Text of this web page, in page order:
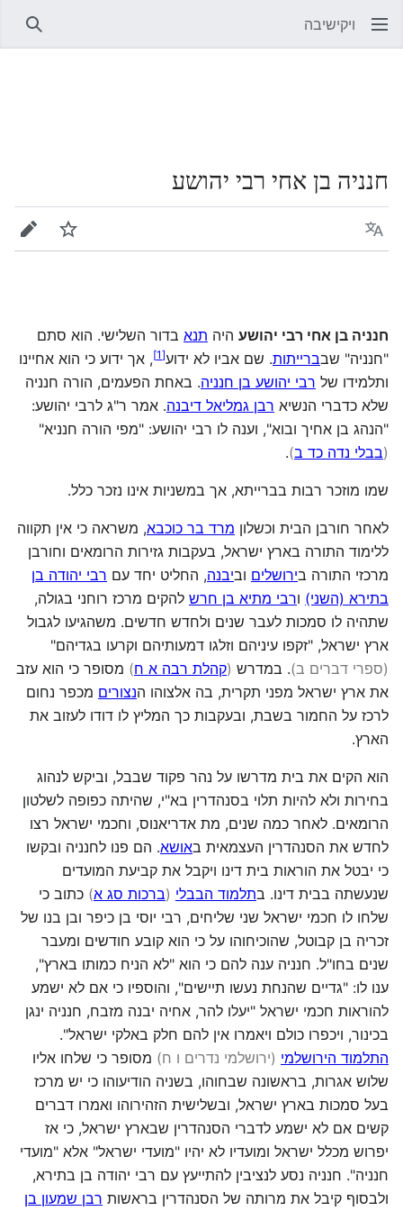
ויקישיבה
חנניה בן אחי רבי יהושע
שפה מעקב
חנניה בן אחי רבי יהושע היה תנא בדור השלישי. הוא סתם
"חנניה" שבברייתות. שם אביו לא ידוע[
1
], אך ידוע כי הוא אחיינו
ותלמידו של רבי יהושע בן חנניה. באחת הפעמים, הורה חנניה
שלא כדברי הנשיא רבן גמליאל דיבנה. אמר ר"ג לרבי יהושע:
"הנהג בן אחיך ובוא", וענה לו רבי יהושע: "מפי הורה חנניא"
(בבלי נדה כד ב)
.
שמו מוזכר רבות בברייתא, אך במשניות אינו נזכר כלל.
לאחר חורבן הבית וכשלון מרד בר כוכבא, משראה כי אין תקווה
ללימוד התורה בארץ ישראל, בעקבות גזירות הרומאים וחורבן
מרכזי התורה בירושלים וביבנה, החליט יחד עם רבי יהודה בן
בתירא (השני) ורבי מתיא בן חרש להקים מרכז רוחני בגולה,
שתהיה לו סמכות לעבר שנים ולחדש חדשים. משהגיעו לגבול
ארץ ישראל, "זקפו עיניהם וזלגו דמעותיהם וקרעו בגדיהם"
(ספרי דברים ב). במדרש (קהלת רבה א ח) מסופר כי הוא עזב
את ארץ ישראל מפני תקרית, בה אלצוהו הנצורים מכפר נחום
לרכז על החמור בשבת, ובעקבות כך המליץ לו דודו לעזוב את
הארץ.
הוא הקים את בית מדרשו על נהר פקוד שבבל, וביקש לנהוג
בחירות ולא להיות תלוי בסנהדרין בא"י, שהיתה כפופה לשלטון
הרומאים. לאחר כמה שנים, מת אדריאנוס, וחכמי ישראל רצו
לחדש את הסנהדרין העצמאית באושא. הם פנו לחנניה ובקשו
כי יבטל את הוראות בית דינו ויקבל את קביעת המועדים
שנעשתה בבית דינו. בתלמוד הבבלי (ברכות סג א) כתוב כי
שלחו לו חכמי ישראל שני שליחים, רבי יוסי בן כיפר ובן בנו של
זכריה בן קבוטל, שהוכיחוהו על כי הוא קובע חודשים ומעבר
שנים בחו"ל. חנניה ענה להם כי הוא "לא הניח כמותו בארץ",
ענו לו: "גדיים שהנחת נעשו תיישים", והוספיו כי אם לא ישמע
להוראות חכמי ישראל "יעלו להר, אחיה יבנה מזבח, חנניה ינגן
בכינור, ויכפרו כולם ויאמרו אין להם חלק באלקי ישראל".
התלמוד הירושלמי (ירושלמי נדרים ו ח) מסופר כי שלחו אליו
שלוש אגרות, בראשונה שבחוהו, בשניה הודיעוהו כי יש מרכז
בעל סמכות בארץ ישראל, ובשלישית הזהירוהו ואמרו דברים
קשים אם לא ישמע לדברי הסנהדרין שבארץ ישראל, כי אז
יפרוש מכלל ישראל ומועדיו לא יהיו "מועדי ישראל" אלא "מועדי
חנניה". חנניה נסע לנציבין להתייעץ עם רבי יהודה בן בתירא,
ולבסוף קיבל את מרותה של הסנהדרין בראשות רבן שמעון בן